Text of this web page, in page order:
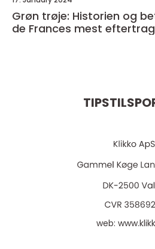
Grøn trøje: Historien og
de Frances mest
web: